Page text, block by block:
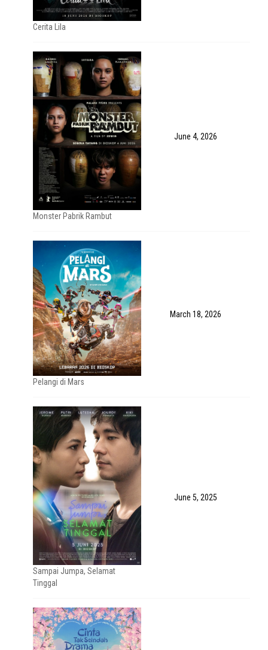
Cerita Lila
Monster Pabrik Rambut
June 4, 2026
Pelangi di Mars
March 18, 2026
Sampai Jumpa, Selamat
Tinggal
June 5, 2025